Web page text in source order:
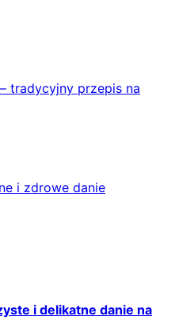
tradycyjny przepis na
i zdrowe danie
i delikatne danie na